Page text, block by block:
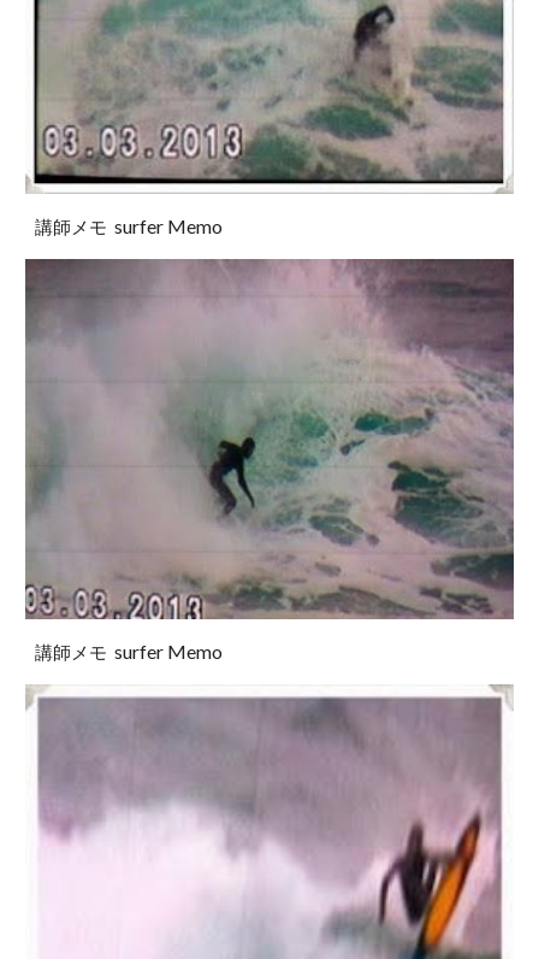
講師メモ surfer Memo
講師メモ surfer Memo